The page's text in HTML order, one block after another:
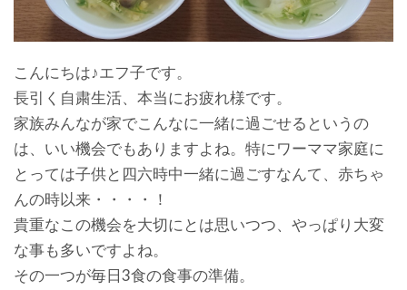
こんにちは♪エフ子です。
長引く自粛生活、本当にお疲れ様です。
家族みんなが家でこんなに一緒に過ごせるというの
は、いい機会でもありますよね。特にワーママ家庭に
とっては子供と四六時中一緒に過ごすなんて、赤ちゃ
んの時以来・・・・！
貴重なこの機会を大切にとは思いつつ、やっぱり大変
な事も多いですよね。
その一つが毎日3食の食事の準備。